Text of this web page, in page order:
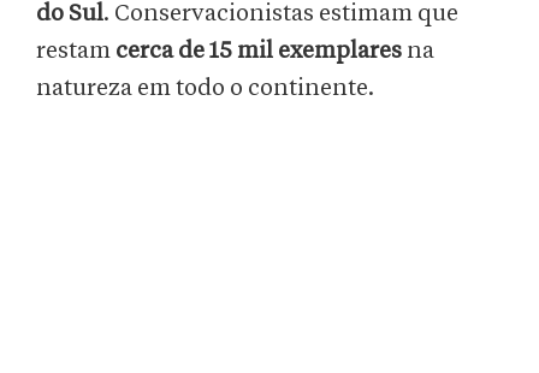
do Sul. Conservacionistas estimam que
restam cerca de 15 mil exemplares na
natureza em todo o continente.